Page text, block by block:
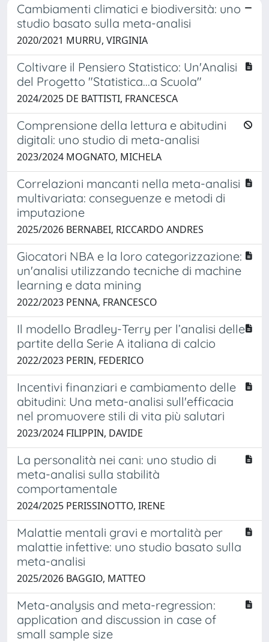
Cambiamenti climatici e biodiversità: uno
studio basato sulla meta-analisi
2020/2021 MURRU, VIRGINIA
Coltivare il Pensiero Statistico: Un'Analisi
del Progetto "Statistica...a Scuola"
2024/2025 DE BATTISTI, FRANCESCA
Comprensione della lettura e abitudini
digitali: uno studio di meta-analisi
2023/2024 MOGNATO, MICHELA
Correlazioni mancanti nella meta-analisi
multivariata: conseguenze e metodi di
imputazione
2025/2026 BERNABEI, RICCARDO ANDRES
Giocatori NBA e la loro categorizzazione:
un'analisi utilizzando tecniche di machine
learning e data mining
2022/2023 PENNA, FRANCESCO
Il modello Bradley-Terry per l’analisi delle
partite della Serie A italiana di calcio
2022/2023 PERIN, FEDERICO
Incentivi finanziari e cambiamento delle
abitudini: Una meta-analisi sull'efficacia
nel promuovere stili di vita più salutari
2023/2024 FILIPPIN, DAVIDE
La personalità nei cani: uno studio di
meta-analisi sulla stabilità
comportamentale
2024/2025 PERISSINOTTO, IRENE
Malattie mentali gravi e mortalità per
malattie infettive: uno studio basato sulla
meta-analisi
2025/2026 BAGGIO, MATTEO
Meta-analysis and meta-regression:
application and discussion in case of
small sample size